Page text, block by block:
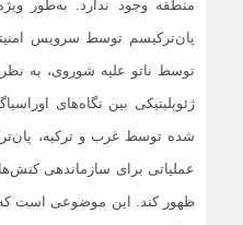
منطقه وجود ندارد. به‌طور
پان‌ترکیسم توسط سرویس
توسط ناتو علیه شوروی، به
ژئوپلیتیکی بین نگاه‌های
شده توسط غرب و ترکیه،
عملیاتی برای سازماندهی
ظهور کند. این موضوعی است